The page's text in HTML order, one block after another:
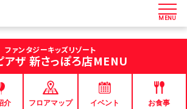
MENU
ファンタジーキッズリゾート
アザ 新さっぽろ店MENU
介 フロアマップ イベント お食事